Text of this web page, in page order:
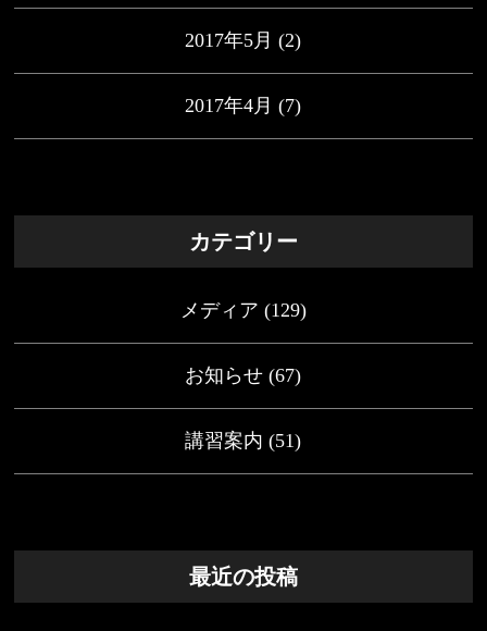
2017年5月 (2)
2017年4月 (7)
カテゴリー
メディア (129)
お知らせ (67)
講習案内 (51)
最近の投稿